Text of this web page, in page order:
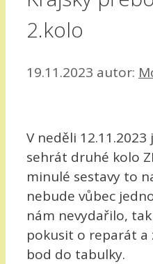
2.kolo
19.11.2023 autor:
V neděli
sehrát druhé kolo
minulé sestavy to
nebude vůbec
nám nevydařilo,
pokusit o reparát a
bod do tabulky.